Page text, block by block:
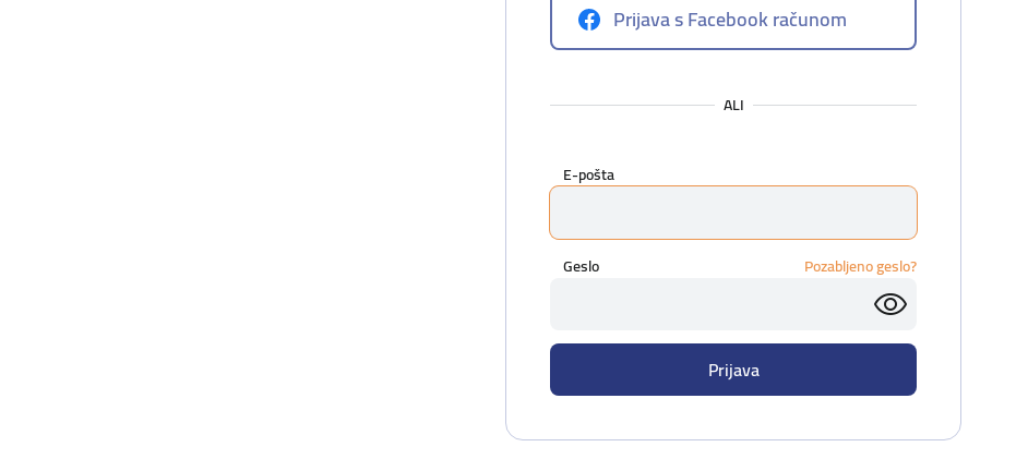
Prijava s Facebook računom
ALI
E-pošta
Geslo Pozabljeno geslo?